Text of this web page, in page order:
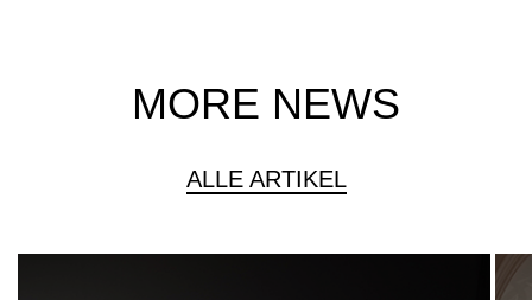
MORE NEWS
ALLE ARTIKEL